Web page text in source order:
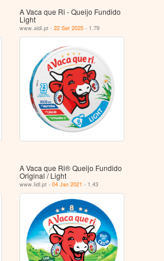
A Vaca que Ri - Queijo Fundido
Light
www.aldi.pt -22 Set 2025 - 1.79
A Vaca que Ri® Queijo Fundido
Original / Light
www.lidl.pt -04 Jan 2021 - 1.43